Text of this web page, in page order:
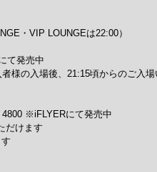
・VIP LOUNGEは22:00）
て発売中
様の入場後、21:15頃からのご入
4800 ※iFLYERにて発売中
だけます